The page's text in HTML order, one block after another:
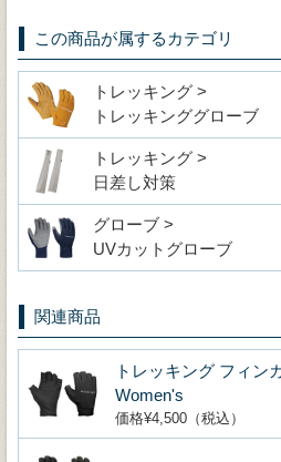
この商品が属するカテゴリ
トレッキング >
トレッキンググローブ
トレッキング >
日差し対策
グローブ >
UVカットグローブ
関連商品
トレッキング フィン
Women's
価格¥4,500（税込）